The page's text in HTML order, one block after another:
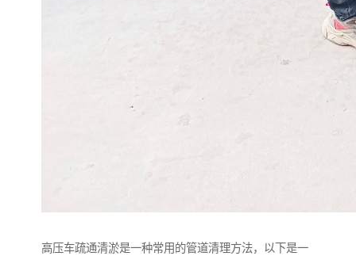
高压车疏通清淤是一种常用的管道清理方法，以下是一